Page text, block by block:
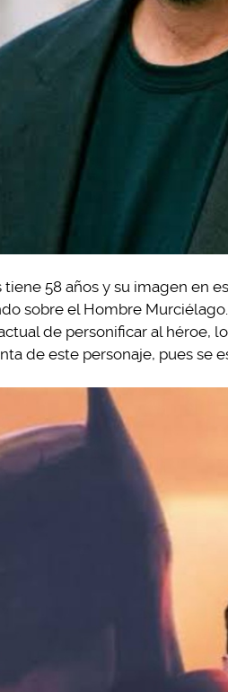
tiene 58 años y su imagen en
sobre el Hombre
de personificar al héroe,
de este personaje, pues se